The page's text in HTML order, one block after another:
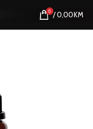
0 /0,00KM